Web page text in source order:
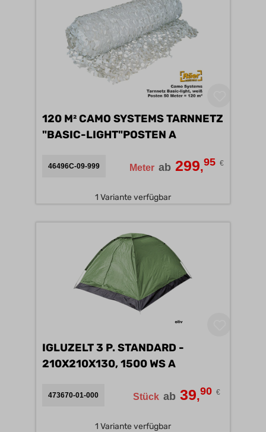
120 M² CAMO SYSTEMS TARNNETZ
"BASIC-LIGHT"POSTEN A
46496C-09-999 Meter ab 299,95 €
1 Variante verfügbar
IGLUZELT 3 P. STANDARD -
210X210X130, 1500 WS A
473670-01-000 Stück ab 39,90 €
1 Variante verfügbar